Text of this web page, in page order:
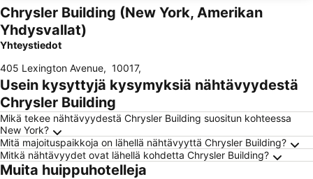
Chrysler Building (New York, Amerikan
Yhdysvallat)
Yhteystiedot
405 Lexington Avenue, 10017,
Usein kysyttyjä kysymyksiä nähtävyydestä
Chrysler Building
Mikä tekee nähtävyydestä Chrysler Building suositun kohteessa
New York?
Mitä majoituspaikkoja on lähellä nähtävyyttä Chrysler Building?
Mitkä nähtävyydet ovat lähellä kohdetta Chrysler Building?
Muita huippuhotelleja